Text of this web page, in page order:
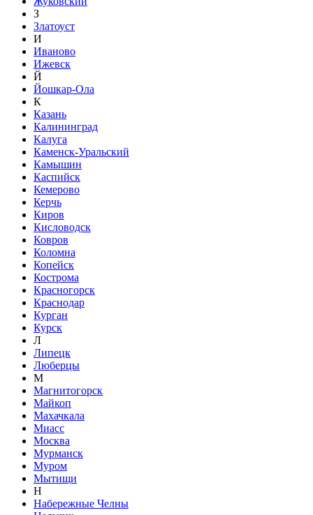
З
Златоуст
И
Иваново
Ижевск
Й
Йошкар-Ола
К
Казань
Калининград
Калуга
Каменск-Уральский
Камышин
Каспийск
Кемерово
Керчь
Киров
Кисловодск
Ковров
Коломна
Копейск
Кострома
Красногорск
Краснодар
Курган
Курск
Л
Липецк
Люберцы
М
Магнитогорск
Майкоп
Махачкала
Миасс
Москва
Мурманск
Муром
Мытищи
Н
Набережные Челны